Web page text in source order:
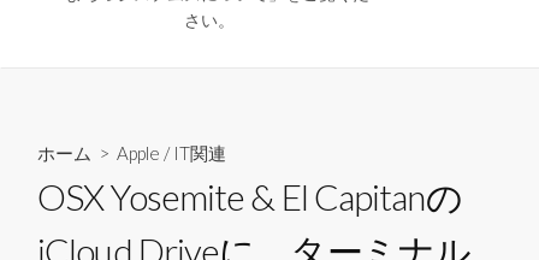
さい。
ホーム > Apple / IT関連
OSX Yosemite & El Capitanの
iCloud Driveに、ターミナル